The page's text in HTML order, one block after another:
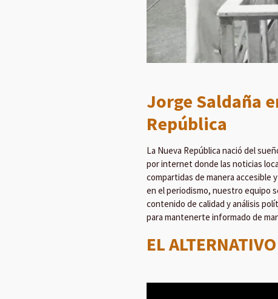
Jorge Saldaña
República
La Nueva República nació del
por internet donde las noticias
compartidas de manera accesible
en el periodismo, nuestro equipo
contenido de calidad y análisis
para mantenerte informado de
EL ALTERNATIVO